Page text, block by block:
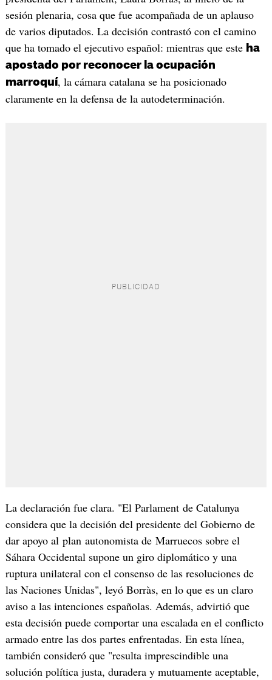
sesión plenaria, cosa que fue acompañada de un aplauso
de varios diputados. La decisión contrastó con el camino
que ha tomado el ejecutivo español: mientras que este ha
apostado por reconocer la ocupación
marroquí, la cámara catalana se ha posicionado
claramente en la defensa de la autodeterminación.
La declaración fue clara. "El Parlament de Catalunya
considera que la decisión del presidente del Gobierno de
dar apoyo al plan autonomista de Marruecos sobre el
Sáhara Occidental supone un giro diplomático y una
ruptura unilateral con el consenso de las resoluciones de
las Naciones Unidas", leyó Borràs, en lo que es un claro
aviso a las intenciones españolas. Además, advirtió que
esta decisión puede comportar una escalada en el conflicto
armado entre las dos partes enfrentadas. En esta línea,
también consideró que "resulta imprescindible una
solución política justa, duradera y mutuamente aceptable,